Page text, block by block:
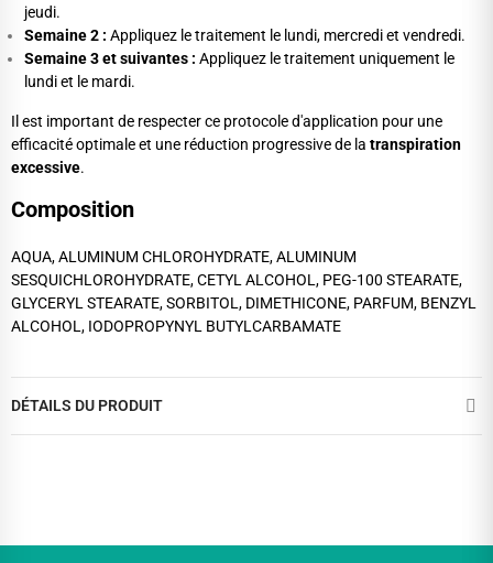
jeudi.
Semaine 2 : Appliquez le traitement le lundi, mercredi et vendredi.
Semaine 3 et suivantes : Appliquez le traitement uniquement le
lundi et le mardi.
Il est important de respecter ce protocole d'application pour une
efficacité optimale et une réduction progressive de la transpiration
excessive.
Composition
AQUA, ALUMINUM CHLOROHYDRATE, ALUMINUM
SESQUICHLOROHYDRATE, CETYL ALCOHOL, PEG-100 STEARATE,
GLYCERYL STEARATE, SORBITOL, DIMETHICONE, PARFUM, BENZYL
ALCOHOL, IODOPROPYNYL BUTYLCARBAMATE
DÉTAILS DU PRODUIT